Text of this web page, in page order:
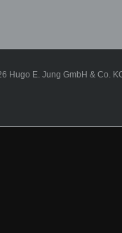
Hugo E. Jung GmbH & Co.